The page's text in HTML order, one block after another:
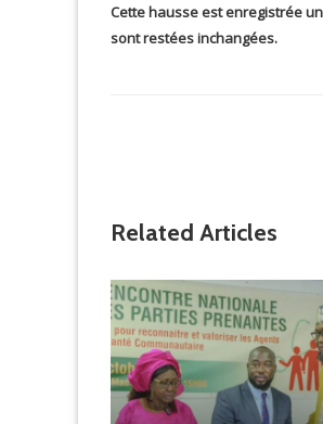
Cette hausse est enregistrée
sont restées inchangées.
Related Articles